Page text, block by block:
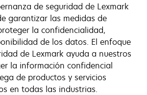
de seguridad de Lexmark
garantizar las medidas de
la confidencialidad,
de los datos. El enfoque
de Lexmark ayuda a nuestros
la información confidencial
de productos y servicios
en todas las industrias.